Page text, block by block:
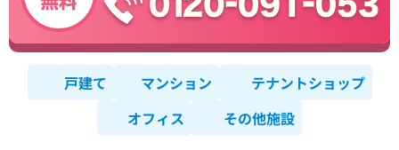
戸建て マンション
テナントショップ
オフィス
その他施設